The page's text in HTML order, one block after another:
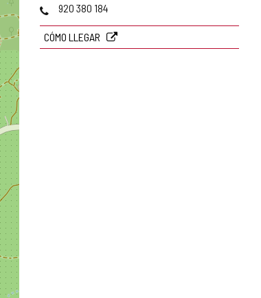
Teléfonos
920 380 184
CÓMO LLEGAR